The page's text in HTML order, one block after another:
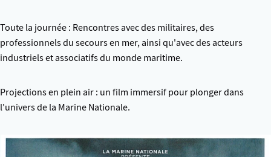
Toute la journée : Rencontres avec des militaires, des
professionnels du secours en mer, ainsi qu'avec des acteurs
industriels et associatifs du monde maritime.
Projections en plein air : un film immersif pour plonger dans
l'univers de la Marine Nationale.